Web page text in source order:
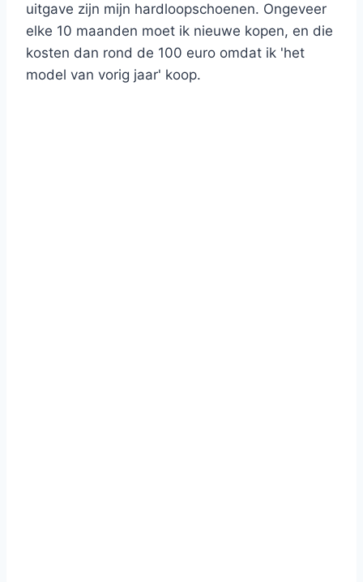
uitgave zijn mijn hardloopschoenen. Ongeveer
elke 10 maanden moet ik nieuwe kopen, en die
kosten dan rond de 100 euro omdat ik 'het
model van vorig jaar' koop.